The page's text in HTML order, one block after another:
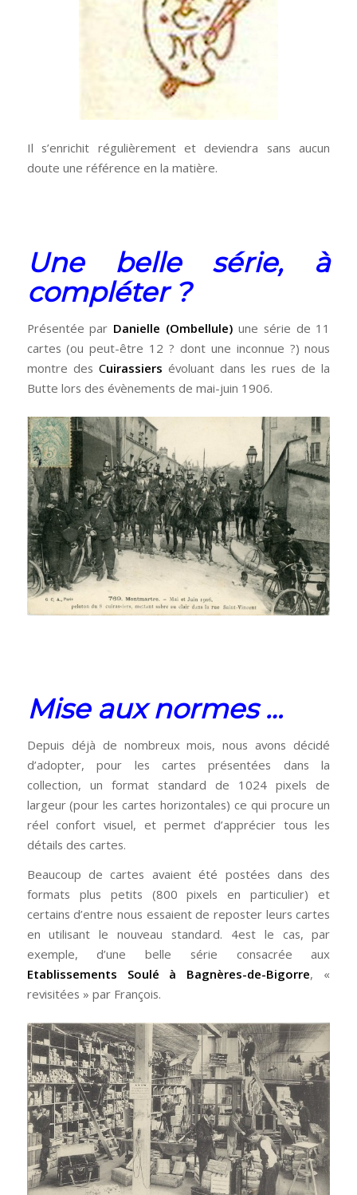
Il s’enrichit régulièrement et deviendra sans aucun
doute une référence en la matière.
Une belle série, à
compléter ?
Présentée par Danielle (Ombellule) une série de 11
cartes (ou peut-être 12 ? dont une inconnue ?) nous
montre des Cuirassiers évoluant dans les rues de la
Butte lors des évènements de mai-juin 1906.
Mise aux normes …
Depuis déjà de nombreux mois, nous avons décidé
d’adopter, pour les cartes présentées dans la
collection, un format standard de 1024 pixels de
largeur (pour les cartes horizontales) ce qui procure un
réel confort visuel, et permet d’apprécier tous les
détails des cartes.
Beaucoup de cartes avaient été postées dans des
formats plus petits (800 pixels en particulier) et
certains d’entre nous essaient de reposter leurs cartes
en utilisant le nouveau standard. 4est le cas, par
exemple, d’une belle série consacrée aux
Etablissements Soulé à Bagnères-de-Bigorre, «
revisitées » par François.